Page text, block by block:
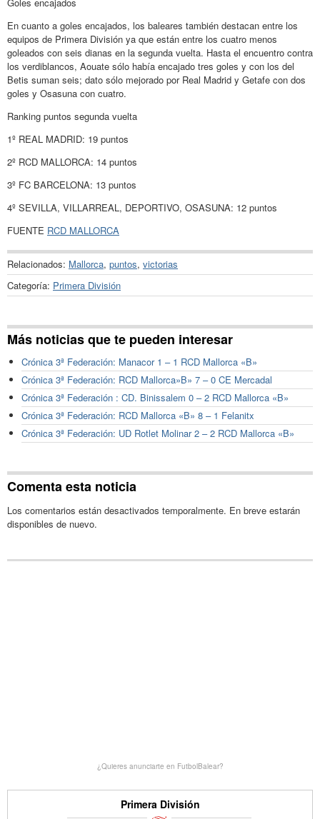
En cuanto a goles encajados, los baleares también destacan entre los
equipos de Primera División ya que están entre los cuatro menos
goleados con seis dianas en la segunda vuelta. Hasta el encuentro contra
los verdiblancos, Aouate sólo había encajado tres goles y con los del
Betis suman seis; dato sólo mejorado por Real Madrid y Getafe con dos
goles y Osasuna con cuatro.
Ranking puntos segunda vuelta
1º REAL MADRID: 19 puntos
2º RCD MALLORCA: 14 puntos
3º FC BARCELONA: 13 puntos
4º SEVILLA, VILLARREAL, DEPORTIVO, OSASUNA: 12 puntos
FUENTE RCD MALLORCA
Relacionados: Mallorca, puntos, victorias
Categoría: Primera División
Más noticias que te pueden interesar
Crónica 3ª Federación: Manacor 1 – 1 RCD Mallorca «B»
Crónica 3ª Federación: RCD Mallorca»B» 7 – 0 CE Mercadal
Crónica 3ª Federación : CD. Binissalem 0 – 2 RCD Mallorca «B»
Crónica 3ª Federación: RCD Mallorca «B» 8 – 1 Felanitx
Crónica 3ª Federación: UD Rotlet Molinar 2 – 2 RCD Mallorca «B»
Comenta esta noticia
Los comentarios están desactivados temporalmente. En breve estarán
disponibles de nuevo.
¿Quieres anunciarte en FutbolBalear?
Primera División